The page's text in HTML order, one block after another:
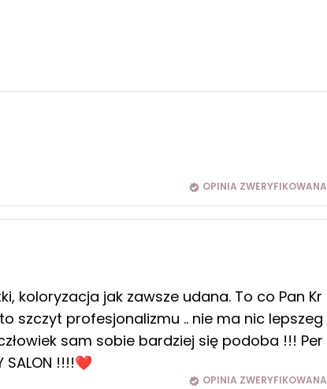
OPINIA ZWERYFIKOWANA
koloryzacja jak zawsze udana. To co Pan Kr
szczyt profesjonalizmu .. nie ma nic lepszeg
sam sobie bardziej się podoba !!! Per
SALON !!!!❤
OPINIA ZWERYFIKOWANA